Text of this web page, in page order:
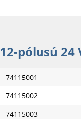
12-pólusú 24
74115001
74115002
74115003